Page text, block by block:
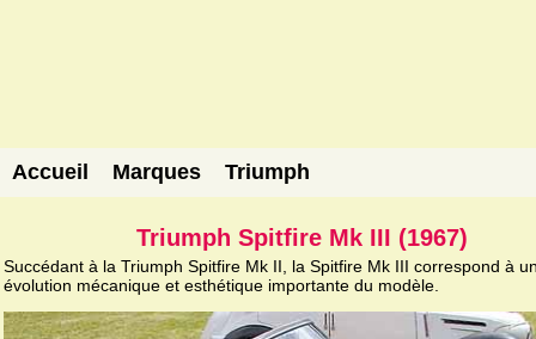
Accueil Marques Triumph
Triumph Spitfire Mk III (1967)
Succédant à la Triumph Spitfire Mk II, la Spitfire Mk III correspond à
évolution mécanique et esthétique importante du modèle.